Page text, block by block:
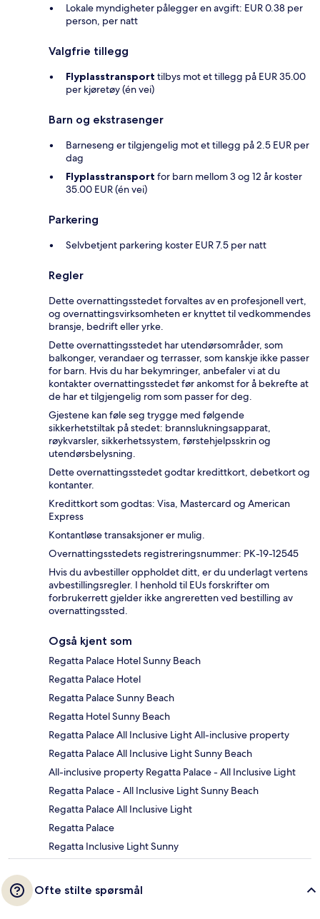
Lokale myndigheter pålegger en avgift: EUR 0.38 per
person, per natt
Valgfrie tillegg
Flyplasstransport tilbys mot et tillegg på EUR 35.00
per kjøretøy (én vei)
Barn og ekstrasenger
Barneseng er tilgjengelig mot et tillegg på 2.5 EUR per
dag
Flyplasstransport for barn mellom 3 og 12 år koster
35.00 EUR (én vei)
Parkering
Selvbetjent parkering koster EUR 7.5 per natt
Regler
Dette overnattingsstedet forvaltes av en profesjonell vert,
og overnattingsvirksomheten er knyttet til vedkommendes
bransje, bedrift eller yrke.
Dette overnattingsstedet har utendørsområder, som
balkonger, verandaer og terrasser, som kanskje ikke passer
for barn. Hvis du har bekymringer, anbefaler vi at du
kontakter overnattingsstedet før ankomst for å bekrefte at
de har et tilgjengelig rom som passer for deg.
Gjestene kan føle seg trygge med følgende
sikkerhetstiltak på stedet: brannslukningsapparat,
røykvarsler, sikkerhetssystem, førstehjelpsskrin og
utendørsbelysning.
Dette overnattingsstedet godtar kredittkort, debetkort og
kontanter.
Kredittkort som godtas: Visa, Mastercard og American
Express
Kontantløse transaksjoner er mulig.
Overnattingsstedets registreringsnummer: PK-19-12545
Hvis du avbestiller oppholdet ditt, er du underlagt vertens
avbestillingsregler. I henhold til EUs forskrifter om
forbrukerrett gjelder ikke angreretten ved bestilling av
overnattingssted.
Også kjent som
Regatta Palace Hotel Sunny Beach
Regatta Palace Hotel
Regatta Palace Sunny Beach
Regatta Hotel Sunny Beach
Regatta Palace All Inclusive Light All-inclusive property
Regatta Palace All Inclusive Light Sunny Beach
All-inclusive property Regatta Palace - All Inclusive Light
Regatta Palace - All Inclusive Light Sunny Beach
Regatta Palace All Inclusive Light
Regatta Palace
Regatta Inclusive Light Sunny
Ofte stilte spørsmål